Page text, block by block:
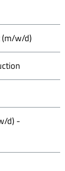
(m/w/d)
d) -